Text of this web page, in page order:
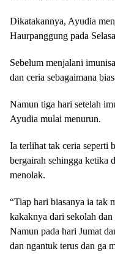
Dikatakannya, Ayudia
Haurpanggung pada
Sebelum menjalani
dan ceria sebagaimana
Namun tiga hari setelah
Ayudia mulai menurun.
Ia terlihat tak ceria seperti
bergairah sehingga ketika
menolak.
“Tiap hari biasanya ia tak
kakaknya dari sekolah
Namun pada hari Jumat
dan ngantuk terus dan ga